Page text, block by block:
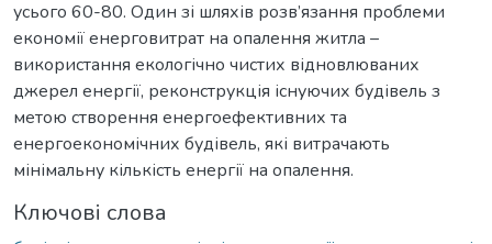
усього 60-80. Один зі шляхів розв’язання проблеми
економії енерговитрат на опалення житла –
використання екологічно чистих відновлюваних
джерел енергії, реконструкція існуючих будівель з
метою створення енергоефективних та
енергоекономічних будівель, які витрачають
мінімальну кількість енергії на опалення.
Ключові слова